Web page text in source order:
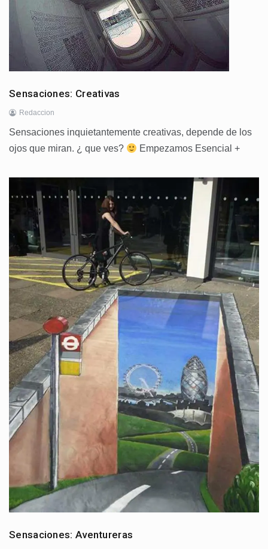
Sensaciones: Creativas
Redaccion
Sensaciones inquietantemente creativas, depende de los
ojos que miran. ¿ que ves?
Empezamos Esencial +
Sensaciones: Aventureras